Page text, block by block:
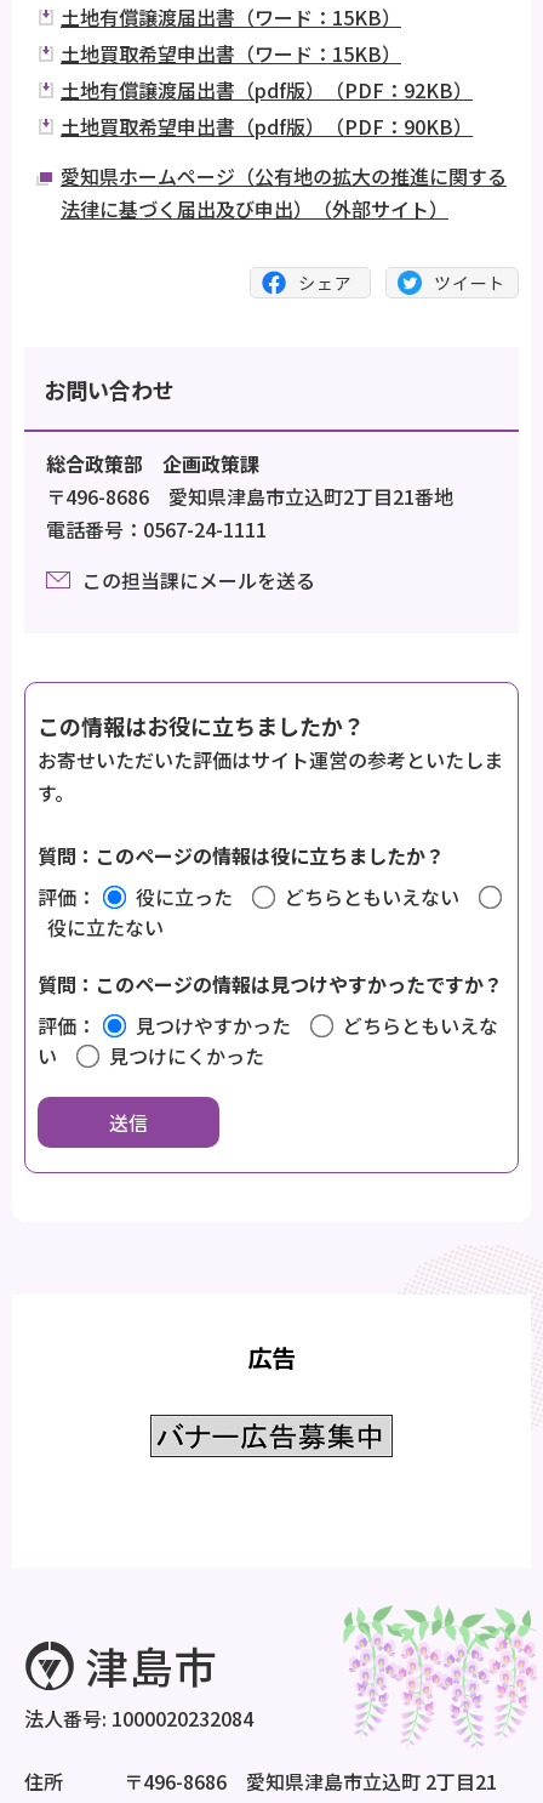
土地有償譲渡届出書（ワード：15KB）
土地買取希望申出書（ワード：15KB）
土地有償譲渡届出書（pdf版）（PDF：92KB）
土地買取希望申出書（pdf版）（PDF：90KB）
愛知県ホームページ（公有地の拡大の推進に関する
法律に基づく届出及び申出）（外部サイト）
お問い合わせ
総合政策部 企画政策課
〒496-8686 愛知県津島市立込町2丁目21番地
電話番号：0567-24-1111
この担当課にメールを送る
この情報はお役に立ちましたか？
お寄せいただいた評価はサイト運営の参考といたしま
す。
質問：このページの情報は役に立ちましたか？
評価：
役に立った
どちらともいえない
役に立たない
質問：このページの情報は見つけやすかったですか？
評価：
見つけやすかった
どちらともいえな
い
見つけにくかった
広告
法人番号: 1000020232084
住所
〒496-8686 愛知県津島市立込町 2丁目21